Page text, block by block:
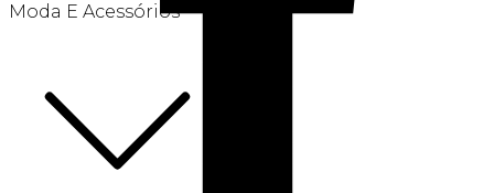
Moda E Acessórios